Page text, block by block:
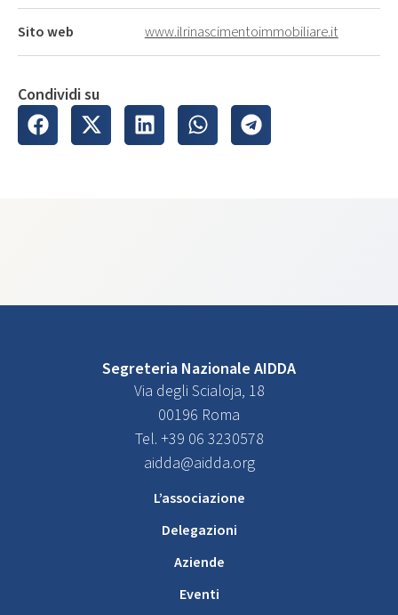
Sito web www.ilrinascimentoimmobiliare.it
Condividi su
Segreteria Nazionale AIDDA
Via degli Scialoja, 18
00196 Roma
Tel. +39 06 3230578
aidda@aidda.org
L’associazione
Delegazioni
Aziende
Eventi